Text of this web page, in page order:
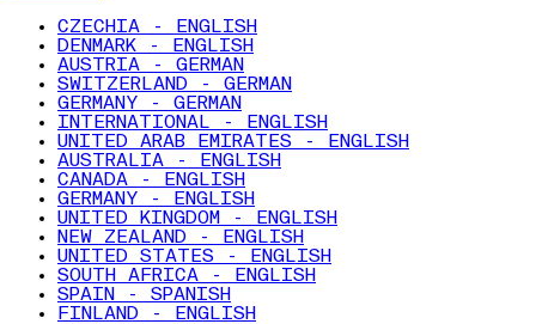
CZECHIA - ENGLISH
DENMARK - ENGLISH
AUSTRIA - GERMAN
SWITZERLAND - GERMAN
GERMANY - GERMAN
INTERNATIONAL - ENGLISH
UNITED ARAB EMIRATES - ENGLISH
AUSTRALIA - ENGLISH
CANADA - ENGLISH
GERMANY - ENGLISH
UNITED KINGDOM - ENGLISH
NEW ZEALAND - ENGLISH
UNITED STATES - ENGLISH
SOUTH AFRICA - ENGLISH
SPAIN - SPANISH
FINLAND - ENGLISH